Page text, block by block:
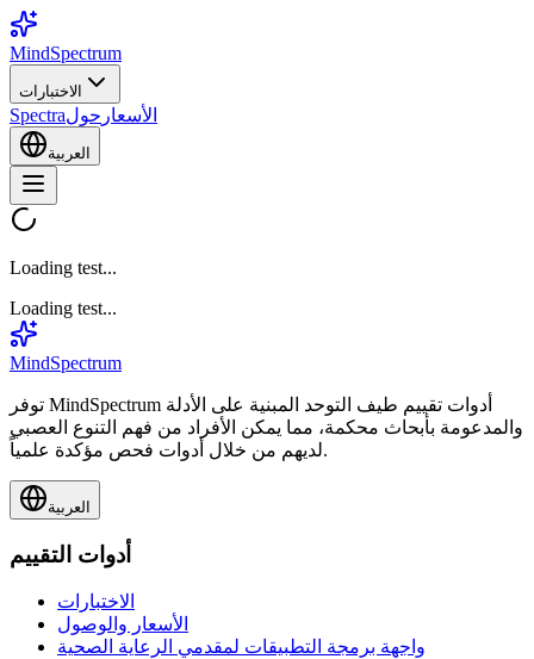
MindSpectrum
الاختبارات
Spectra الأسعار حول
العربية
Loading test...
Loading test...
MindSpectrum
توفر MindSpectrum أدوات تقييم طيف التوحد المبنية على الأدلة
والمدعومة بأبحاث محكمة، مما يمكن الأفراد من فهم التنوع العصبي
لديهم من خلال أدوات فحص مؤكدة علمياً.
العربية
أدوات التقييم
الاختبارات
الأسعار والوصول
واجهة برمجة التطبيقات لمقدمي الرعاية الصحية